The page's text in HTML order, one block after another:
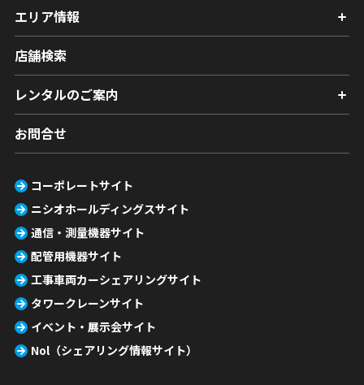
エリア情報
店舗検索
レンタルのご案内
お問合せ
コーポレートサイト
ニシオホールディングスサイト
通信・測量機器サイト
配管用機器サイト
工事車両カーシェアリングサイト
タワークレーンサイト
イベント・展示会サイト
Nol（シェアリング情報サイト）